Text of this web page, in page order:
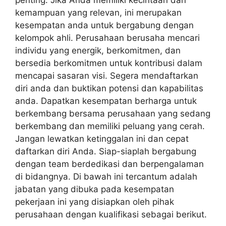
kemampuan yang relevan, ini merupakan
kesempatan anda untuk bergabung dengan
kelompok ahli. Perusahaan berusaha mencari
individu yang energik, berkomitmen, dan
bersedia berkomitmen untuk kontribusi dalam
mencapai sasaran visi. Segera mendaftarkan
diri anda dan buktikan potensi dan kapabilitas
anda. Dapatkan kesempatan berharga untuk
berkembang bersama perusahaan yang sedang
berkembang dan memiliki peluang yang cerah.
Jangan lewatkan ketinggalan ini dan cepat
daftarkan diri Anda. Siap-siaplah bergabung
dengan team berdedikasi dan berpengalaman
di bidangnya. Di bawah ini tercantum adalah
jabatan yang dibuka pada kesempatan
pekerjaan ini yang disiapkan oleh pihak
perusahaan dengan kualifikasi sebagai berikut.